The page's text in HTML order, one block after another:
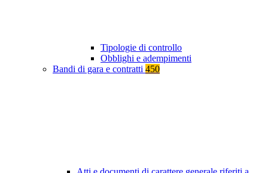
Tipologie di controllo
Obblighi e adempimenti
Bandi di gara e contratti 450